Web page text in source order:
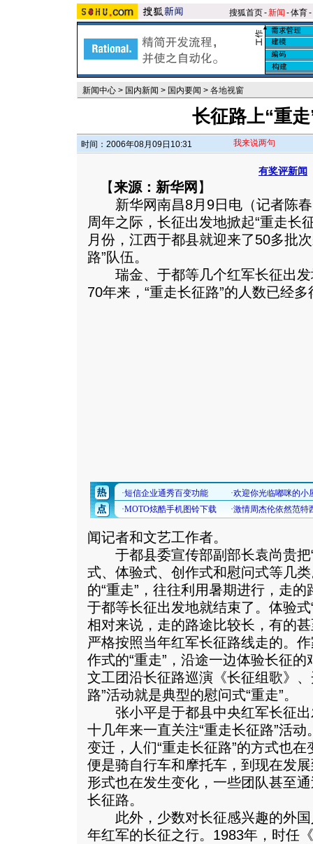
搜狐首页-新闻 -体育-
新闻中心 > 国内新闻 > 国内要闻 > 各地视窗
长征路上“重
时间：2006年08月09日10:31 我来说两句
有奖评新闻
【来源：新华网 】
新华网南昌8月9日电（记者陈春
周年之际，长征出发地掀起“重走长
月份，江西于都县就迎来了50多批
路”队伍。
瑞金、于都等几个红军长征出发
70年来，“重走长征路”的人数已经
闻记者和文艺工作者。
于都县委宣传部副部长袁尚贵把
式、体验式、创作式和慰问式等几
的“重走”，往往利用暑期进行，走
于都等长征出发地就结束了。体验
相对来说，走的路途比较长，有的
严格按照当年红军长征路线走的。
作式的“重走”，沿途一边体验长征
文工团沿长征路巡演《长征组歌》
路”活动就是典型的慰问式“重走”。
张小平是于都县中央红军长征出
十几年来一直关注“重走长征路”活
变迁，人们“重走长征路”的方式也
便是骑自行车和摩托车，到现在发
形式也在发生变化，一些团队甚至
长征路。
此外，少数对长征感兴趣的外国
年红军的长征之行。1983年，时任